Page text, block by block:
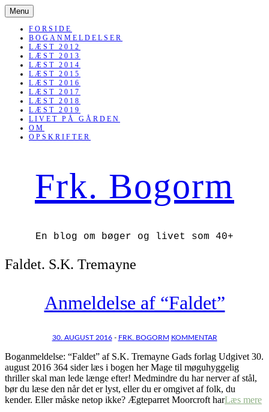
Menu SKIP
TO
CONTENT
FORSIDE
BOGANMELDELSER
LÆST 2012
LÆST 2013
LÆST 2014
LÆST 2015
LÆST 2016
LÆST 2017
LÆST 2018
LÆST 2019
LIVET PÅ GÅRDEN
OM
OPSKRIFTER
Frk. Bogorm
En blog om bøger og livet som 40+
Faldet. S.K. Tremayne
Anmeldelse af “Faldet”
30. AUGUST 2016- FRK. BOGORM KOMMENTAR
Boganmeldelse: “Faldet” af S.K. Tremayne Gads forlag Udgivet 30.
august 2016 364 sider læs i bogen her Mage til møguhyggelig
thriller skal man lede længe efter! Medmindre du har nerver af stål,
bør du læse den når det er lyst, eller du er omgivet af folk, du
kender. Eller måske netop ikke? Ægteparret Moorcroft harLæs mere